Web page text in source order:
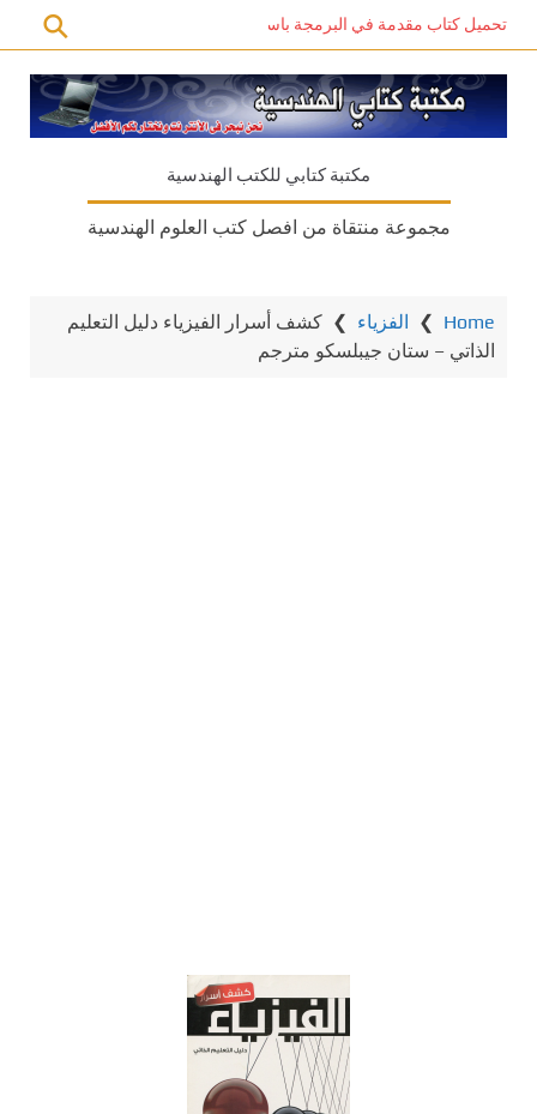
تحميل كتاب مقدمة في البرمجة باستخدام C# PDF – دليل المبتدئين للتعلم الذاتي
مكتبة كتابي للكتب الهندسية
مجموعة منتقاة من افصل كتب العلوم الهندسية
Home
❯ الفزياء ❯ كشف أسرار الفيزياء دليل التعليم
الذاتي – ستان جيبلسكو مترجم